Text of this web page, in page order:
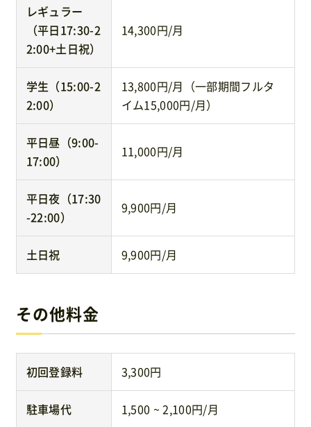
レギュラー
（平日17:30-2
2:00+土日祝）
14,300円/月
学生（15:00-2
2:00）
13,800円/月（一部期間フルタ
イム15,000円/月）
平日昼（9:00-
17:00）
11,000円/月
平日夜（17:30
-22:00）
9,900円/月
土日祝 9,900円/月
その他料金
初回登録料 3,300円
駐車場代 1,500 ~ 2,100円/月